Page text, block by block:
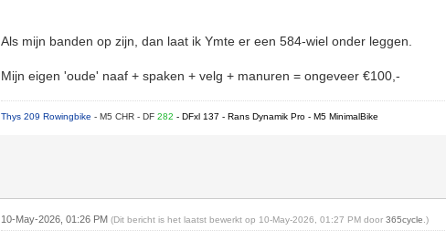
Als mijn banden op zijn, dan laat ik Ymte er een 584-wiel onder leggen.
Mijn eigen 'oude' naaf + spaken + velg + manuren = ongeveer €100,-
Thys 209 Rowingbike- M5 CHR - DF282- DFxl 137 - Rans Dynamik Pro - M5 MinimalBike
10-May-2026, 01:26 PM(Dit bericht is het laatst bewerkt op 10-May-2026, 01:27 PM door365cycle .)